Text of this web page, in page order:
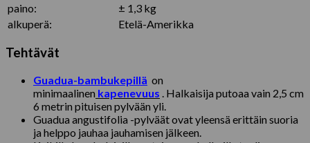
paino:
± 1,3 kg
alkuperä:
Etelä-Amerikka
Tehtävät
Guadua-bambukepillä on
minimaalinen kapenevuus . Halkaisija putoaa vain 2,5 cm
6 metrin pituisen pylvään yli.
Guadua angustifolia -pylväät ovat yleensä erittäin suoria
ja helppo jauhaa jauhamisen jälkeen.